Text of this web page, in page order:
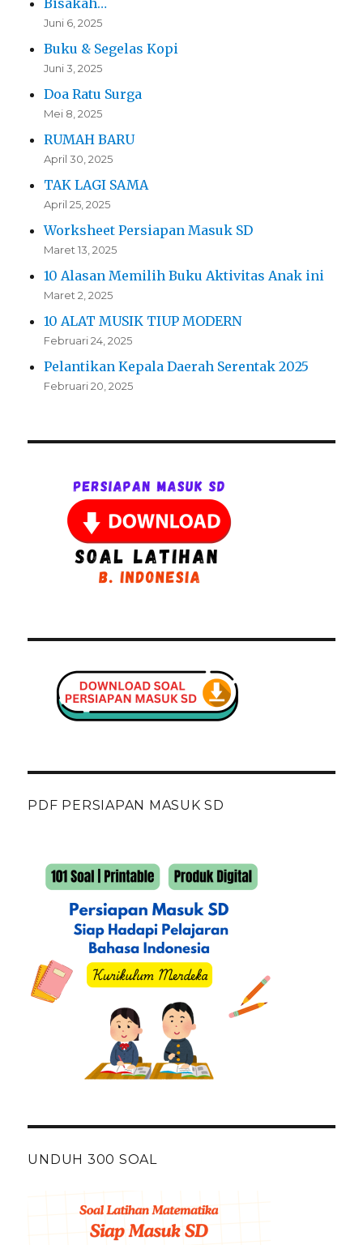
Bisakah…
Juni 6, 2025
Buku & Segelas Kopi
Juni 3, 2025
Doa Ratu Surga
Mei 8, 2025
RUMAH BARU
April 30, 2025
TAK LAGI SAMA
April 25, 2025
Worksheet Persiapan Masuk SD
Maret 13, 2025
10 Alasan Memilih Buku Aktivitas Anak ini
Maret 2, 2025
10 ALAT MUSIK TIUP MODERN
Februari 24, 2025
Pelantikan Kepala Daerah Serentak 2025
Februari 20, 2025
PDF PERSIAPAN MASUK SD
UNDUH 300 SOAL